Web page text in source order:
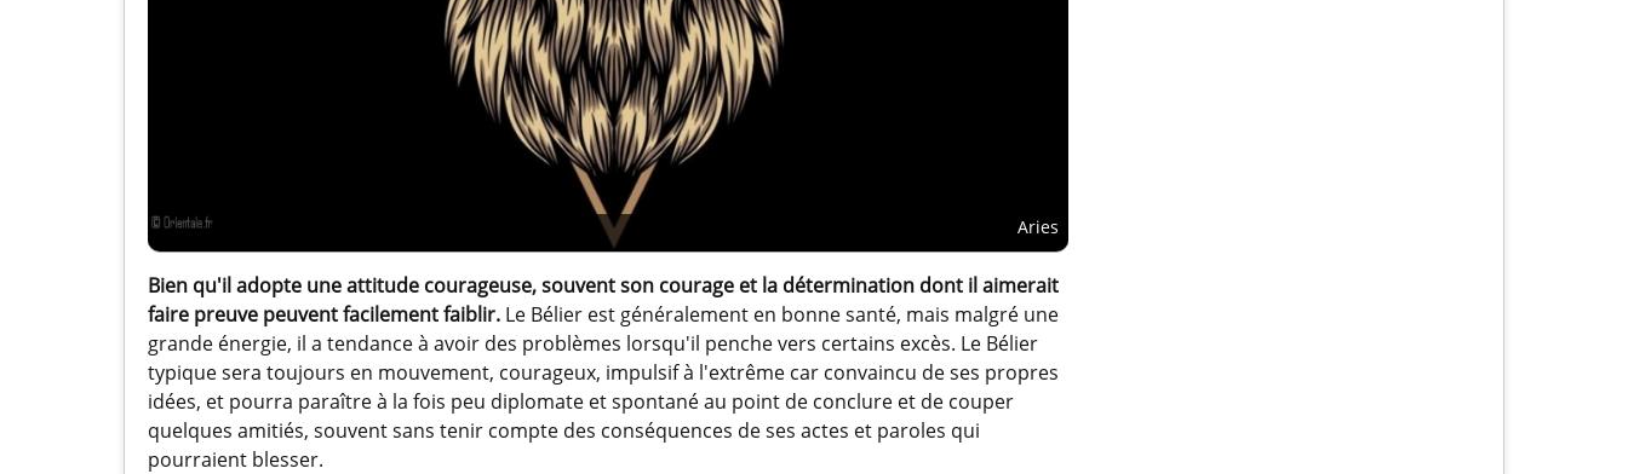
Aries
Bien qu'il adopte une attitude courageuse, souvent son courage et la détermination dont il aimerait
faire preuve peuvent facilement faiblir. Le Bélier est généralement en bonne santé, mais malgré une
grande énergie, il a tendance à avoir des problèmes lorsqu'il penche vers certains excès. Le Bélier
typique sera toujours en mouvement, courageux, impulsif à l'extrême car convaincu de ses propres
idées, et pourra paraître à la fois peu diplomate et spontané au point de conclure et de couper
quelques amitiés, souvent sans tenir compte des conséquences de ses actes et paroles qui
pourraient blesser.